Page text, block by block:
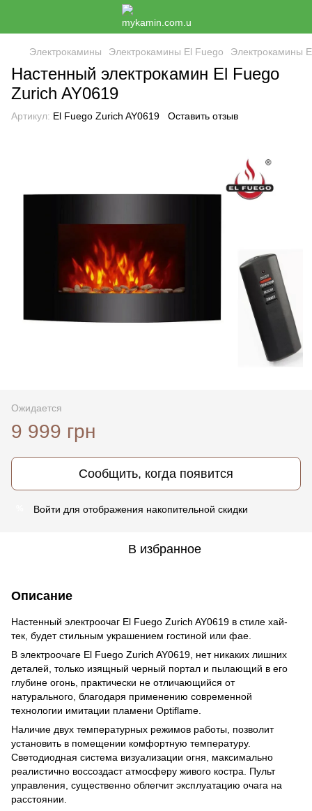
Электрокамины Электрокамины El Fuego Электрокамины
Настенный электрокамин El Fuego
Zurich AY0619
Артикул: El Fuego Zurich AY0619 Оставить отзыв
Ожидается
9 999 грн
Сообщить, когда появится
Войти для отображения накопительной скидки
В избранное
Описание
Настенный электроочаг El Fuego Zurich AY0619 в стиле хай-
тек, будет стильным украшением гостиной или фае.
В электроочаге El Fuego Zurich AY0619, нет никаких лишних
деталей, только изящный черный портал и пылающий в его
глубине огонь, практически не отличающийся от
натурального, благодаря применению современной
технологии имитации пламени Optiflame.
Наличие двух температурных режимов работы, позволит
установить в помещении комфортную температуру.
Светодиодная система визуализации огня, максимально
реалистично воссоздаст атмосферу живого костра. Пульт
управления, существенно облегчит эксплуатацию очага на
расстоянии.